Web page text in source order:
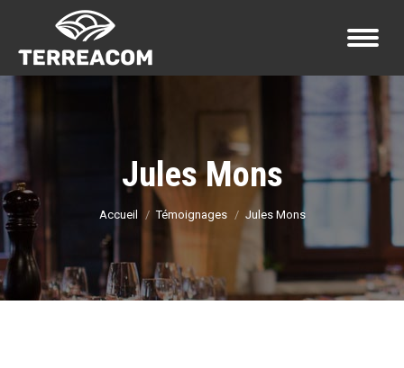
Jules Mons
Vous êtes ici :
Accueil Témoignages Jules Mons